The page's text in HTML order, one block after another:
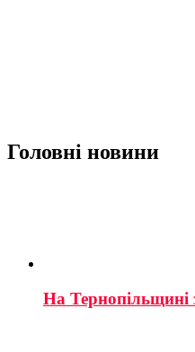
Головні новини
На Тернопільщині